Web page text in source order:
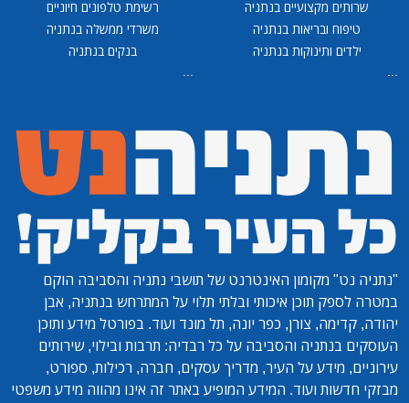
שרותים מקצועיים בנתניה
טיפוח ובריאות בנתניה
ילדים ותינוקות בנתניה
...
רשימת טלפונים חיוניים
משרדי ממשלה בנתניה
בנקים בנתניה
...
"נתניה נט" מקומון האינטרנט של תושבי נתניה והסביבה הוקם
במטרה לספק תוכן איכותי ובלתי תלוי על המתרחש בנתניה, אבן
יהודה, קדימה, צורן, כפר יונה, תל מונד ועוד. בפורטל מידע ותוכן
העוסקים בנתניה והסביבה על כל רבדיה: תרבות ובילוי, שירותים
עירוניים, מידע על העיר, מדריך עסקים, חברה, רכילות, ספורט,
מבזקי חדשות ועוד. המידע המופיע באתר זה אינו מהווה מידע משפטי